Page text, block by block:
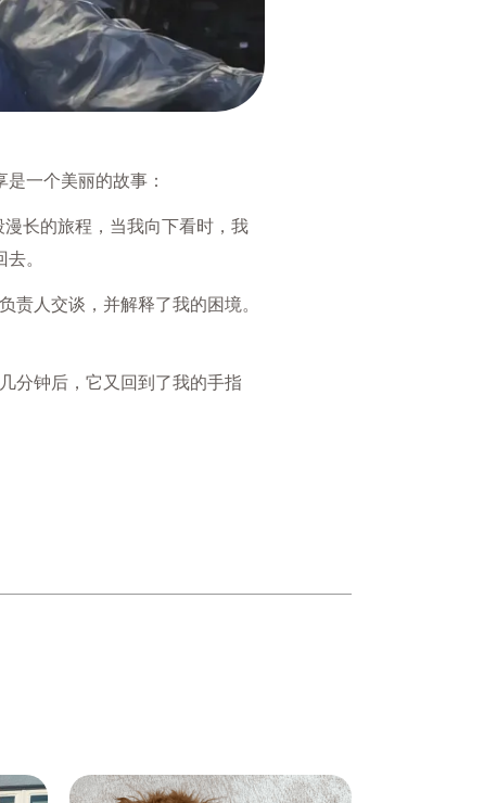
一个美丽的故事：
长的旅程，当我向下看时，我
。
人交谈，并解释了我的困境。
分钟后，它又回到了我的手指